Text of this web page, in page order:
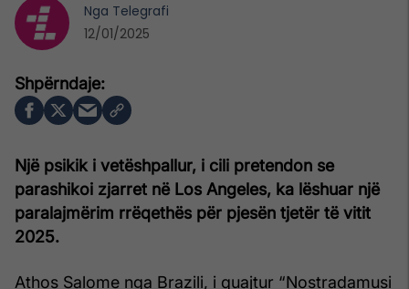
Një psikik i vetëshpallur, i cili pretendon se
parashikoi zjarret në Los Angeles, ka lëshuar një
paralajmërim rrëqethës për pjesën tjetër të vitit
2025.
Athos Salome nga Brazili, i quajtur “Nostradamusi
Nga Telegrafi
12/01/2025